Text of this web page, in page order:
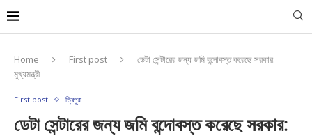
Home First post
ডেটা সেন্টারের জন্য জমি বন্দোবস্ত করেছে সরকার:
মুখ্যমন্ত্রী
First post ত্রিপুরা
ডেটা সেন্টারের জন্য জমি বন্দোবস্ত করেছে সরকার: